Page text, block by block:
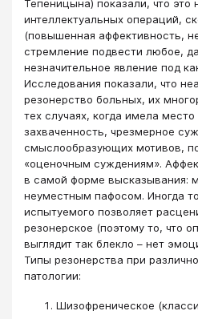
Тепеницына) показали, что это
интеллектуальных операций,
(повышенная аффективность,
стремление подвести любое,
незначительное явление под
Исследования показали, что
резонерство больных, их
тех случаях, когда имела
захваченность, чрезмерное
смыслообразующих мотивов,
«оценочным суждениям».
в самой форме высказывания:
неуместным пафосом. Иногда
испытуемого позволяет
резонерское (поэтому то, что
выглядит так блекло – нет
Типы резонерства при
патологии:
Шизофреническое